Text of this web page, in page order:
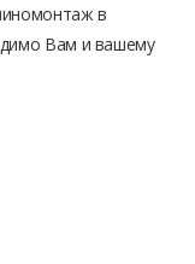
в
Вам и вашему